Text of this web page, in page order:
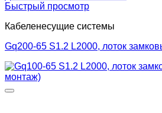
Быстрый просмотр
Кабеленесущие системы
Gq200-65 S1.2 L2000, лоток